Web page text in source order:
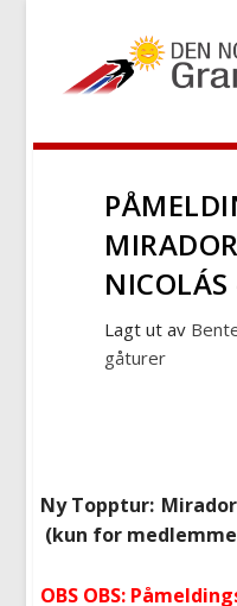
Lagt ut av
gåturer
Ny Topptur:
(kun for
OBS OBS: